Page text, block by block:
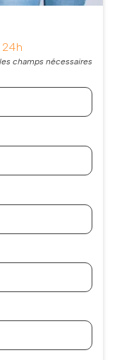
24h
champs nécessaires